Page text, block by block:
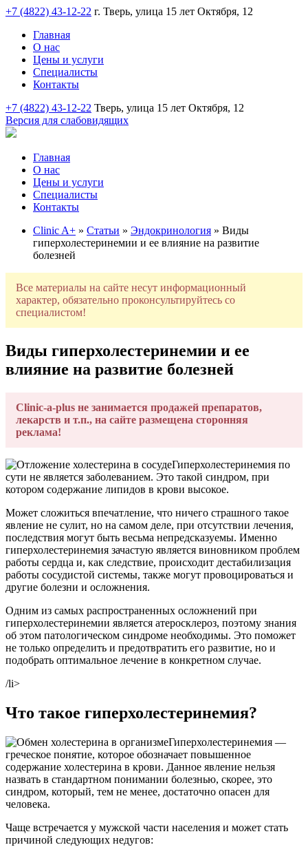
+7 (4822) 43-12-22 г. Тверь, улица 15 лет Октября, 12
Главная
О нас
Цены и услуги
Специалисты
Контакты
+7 (4822) 43-12-22 Тверь, улица 15 лет Октября, 12
Версия для слабовидящих
Главная
О нас
Цены и услуги
Специалисты
Контакты
Clinic A+ » Статьи » Эндокринология » Виды
гиперхолестеринемии и ее влияние на развитие
болезней
Все материалы на сайте несут информационный
характер, обязательно проконсультируйтесь со
специалистом!
Виды гиперхолестеринемии и ее
влияние на развитие болезней
Clinic-a-plus не занимается продажей препаратов,
лекарств и т.п., на сайте размещена сторонняя
реклама!
Гиперхолестеринемия по
сути не является заболеванием. Это такой синдром, при
котором содержание липидов в крови высокое.
Может сложиться впечатление, что ничего страшного такое
явление не сулит, но на самом деле, при отсутствии лечения,
последствия могут быть весьма непредсказуемы. Именно
гиперхолестеринемия зачастую является виновником проблем
работы сердца и, как следствие, происходит дестабилизация
работы сосудистой системы, также могут провоцироваться и
другие болезни и осложнения.
Одним из самых распространенных осложнений при
гиперхолестеринемии является атеросклероз, поэтому знания
об этом патологическом синдроме необходимы. Это поможет
не только определить и предотвратить его развитие, но и
подобрать оптимальное лечение в конкретном случае.
/li>
Что такое гиперхолестеринемия?
Гиперхолестеринемия —
греческое понятие, которое обозначает повышенное
содержание холестерина в крови. Данное явление нельзя
назвать в стандартном понимании болезнью, скорее, это
синдром, который, тем не менее, достаточно опасен для
человека.
Чаще встречается у мужской части населения и может стать
причиной следующих недугов: